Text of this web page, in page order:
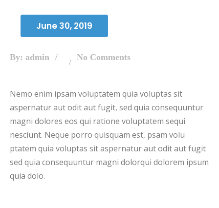
June 30, 2019
By: admin No Comments
Nemo enim ipsam voluptatem quia voluptas sit
aspernatur aut odit aut fugit, sed quia consequuntur
magni dolores eos qui ratione voluptatem sequi
nesciunt. Neque porro quisquam est, psam volu
ptatem quia voluptas sit aspernatur aut odit aut fugit
sed quia consequuntur magni dolorqui dolorem ipsum
quia dolo.